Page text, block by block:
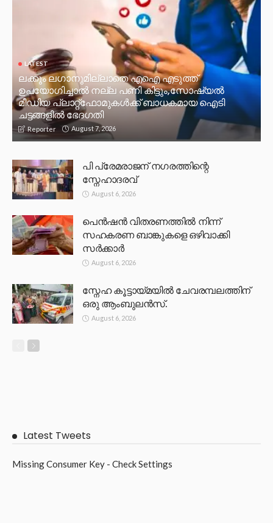
LATEST
ലക്കും ലഗാനുമില്ലാതെ എഐ എടുത്ത്
ഉപയോഗിച്ചാല്‍ നല്ല പണി കിട്ടും,സോഷ്യല്‍
മീഡിയ പ്ലാറ്റ്‌ഫോമുകള്‍ക്ക് ബാധകമായ ഐടി
ചട്ടങ്ങളില്‍ ഭേദഗതി
Reporter August 7, 2026
പി പ്രേമരാജന് നഗരത്തിന്റെ
സ്നേഹാദരവ്
August 6, 2026
പെൻഷൻ വിതരണത്തിൽ നിന്ന്
സഹകരണ ബാങ്കുകളെ ഒഴിവാക്കി
സർക്കാർ
August 6, 2026
സ്നേഹ കൂട്ടായ്മയിൽ ചേവരമ്പലത്തിന്
ഒരു ആംബുലൻസ്.
August 6, 2026
Latest Tweets
Missing Consumer Key - Check Settings